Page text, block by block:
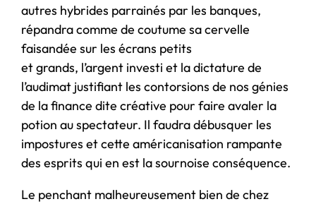
autres hybrides parrainés par les banques,
répandra comme de coutume sa cervelle
faisandée sur les écrans petits
et grands, l’argent investi et la dictature de
l’audimat justifiant les contorsions de nos génies
de la finance dite créative pour faire avaler la
potion au spectateur. Il faudra débusquer les
impostures et cette américanisation rampante
des esprits qui en est la sournoise conséquence.
Le penchant malheureusement bien de chez